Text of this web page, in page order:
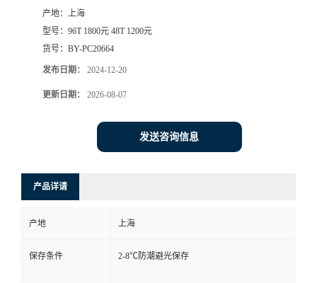
产地： 上海
型号： 96T 1800元 48T 1200元
货号： BY-PC20664
发布日期： 2024-12-20
更新日期： 2026-08-07
发送咨询信息
产品详请
产地 上海
保存条件 2-8℃防潮避光保存